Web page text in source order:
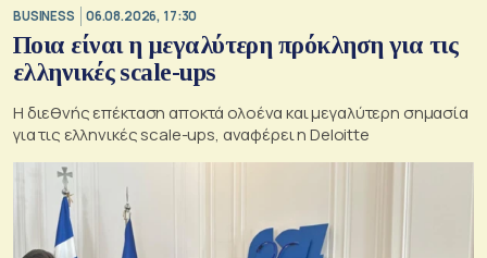
BUSINESS 06.08.2026, 17:30
Ποια είναι η μεγαλύτερη πρόκληση για τις
ελληνικές scale-ups
Η διεθνής επέκταση αποκτά ολοένα και μεγαλύτερη σημασία
για τις ελληνικές scale-ups, αναφέρει η Deloitte